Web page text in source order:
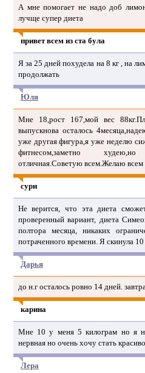
А мне помогает не надо доб
лучще супер диета
привет всем из ста була
Я за 25 дней похудела на 8 кг , на
продолжать
Юля
Мне 18,рост 167,мой вес
выпускнова осталось
уже другая фигура,я уже неделю
фитнесом,заметно
отличная.Советую всем.Желаю всем
сури
Не верится, что эта диета
проверенный вариант, диета
полтора месяца, никаких
потраченного времени. Я скинула 10
Дарья
до н.г осталось ровно 14 дней.
карина
Мне 10 у меня 5 килограм но я
нервная но очень хочу стать
Лера